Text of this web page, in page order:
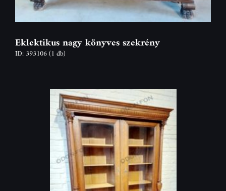
Eklektikus nagy könyves szekrény
ID: 393106(1 db)